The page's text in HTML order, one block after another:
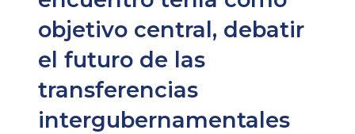
objetivo central, debatir
el futuro de las
transferencias
intergubernamentales